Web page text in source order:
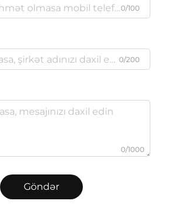
0/100
0/200
0/1000
Göndər